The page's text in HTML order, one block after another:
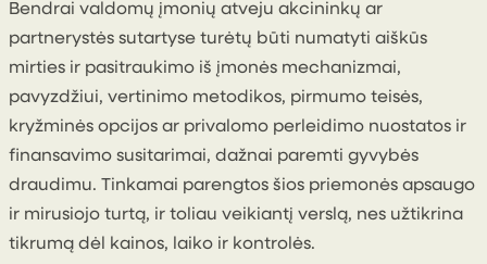
Bendrai valdomų įmonių atveju akcininkų ar
partnerystės sutartyse turėtų būti numatyti aiškūs
mirties ir pasitraukimo iš įmonės mechanizmai,
pavyzdžiui, vertinimo metodikos, pirmumo teisės,
kryžminės opcijos ar privalomo perleidimo nuostatos ir
finansavimo susitarimai, dažnai paremti gyvybės
draudimu. Tinkamai parengtos šios priemonės apsaugo
ir mirusiojo turtą, ir toliau veikiantį verslą, nes užtikrina
tikrumą dėl kainos, laiko ir kontrolės.